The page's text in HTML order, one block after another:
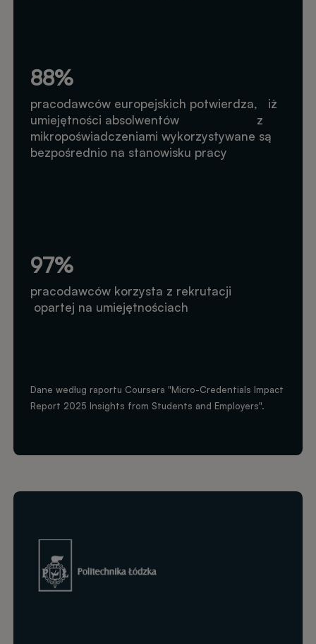
88%
pracodawców europejskich potwierdza, iż
umiejętności absolwentów z
mikropoświadczeniami wykorzystywane są
bezpośrednio na stanowisku pracy
97%
pracodawców korzysta z rekrutacji
opartej na umiejętnościach
Dane według raportu Coursera "Micro-Credentials Impact
Report 2025 Insights from Students and Employers".
Obraz